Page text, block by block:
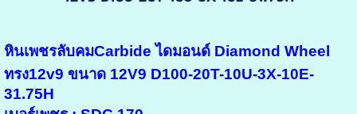
หินเพชรลับคมCarbide ไดมอนด์ Diamond Wheel
ทรง12v9 ขนาด 12V9 D100-20T-10U-3X-10E-
31.75H